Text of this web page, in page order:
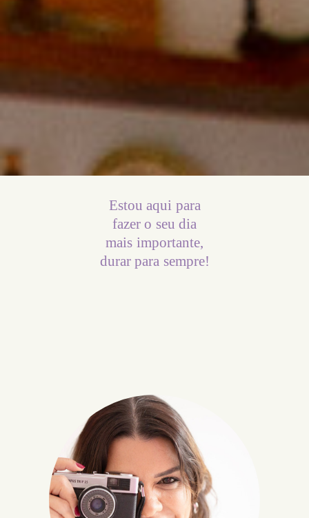
Estou aqui para
fazer o seu dia
mais importante,
durar para sempre!